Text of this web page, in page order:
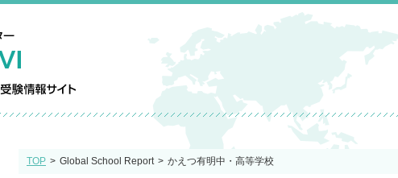
TOP Global School Report かえつ有明中・高等学校